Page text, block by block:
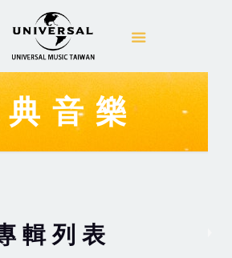
音樂
輯列表